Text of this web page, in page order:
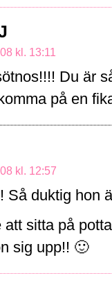
kl. 13:11
Du är
på en
kl. 12:57
Så duktig hon
att sitta på
sig upp!! 🙂